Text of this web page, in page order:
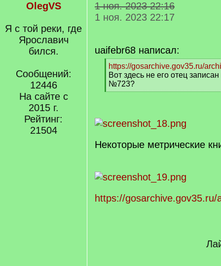
OlegVS
Я с той реки, где
Ярославич
бился.
Сообщений:
12446
На сайте с
2015 г.
Рейтинг:
21504
1 ноя. 2023 22:16
1 ноя. 2023 22:17
uaifebr68 написал:
[
q
]
https://gosarchive.gov35.ru/
Вот здесь не его отец
№723?
[
Некоторые метрические
https://gosarchive.gov35.ru/